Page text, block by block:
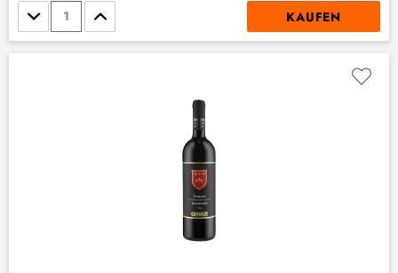
Stückzahl KAUFEN